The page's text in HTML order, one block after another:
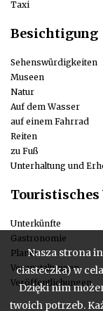
Taxi
Besichtigung
Sehenswürdigkeiten
Museen
Natur
Auf dem Wasser
auf einem Fahrrad
Reiten
zu Fuß
Unterhaltung und
Touristisches
Unterkünfte
Gastronomie
Planer
Veranstaltungen
Veröffentlichungen
Nasza strona
ciasteczka) w
Dzięki nim
twoich potrzeb.